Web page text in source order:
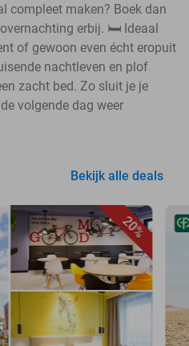
compleet maken? Boek dan
erbij. 🛏️ Ideaal
of gewoon even écht eropuit
nachtleven en plof
zacht bed. Zo sluit je je
volgende dag weer
Bekijk alle deals
20%